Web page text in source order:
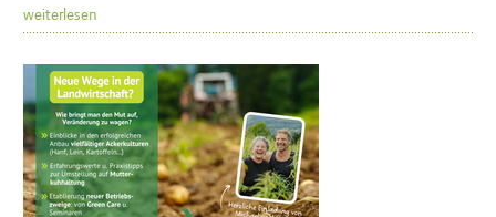
weiterlesen